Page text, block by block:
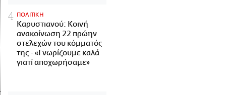
ΠΟΛΙΤΙΚΗ
Καρυστιανού: Κοινή
ανακοίνωση 22 πρώην
στελεχών του κόμματός
της - «Γνωρίζουμε καλά
γιατί αποχωρήσαμε»